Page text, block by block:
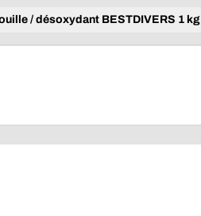
/ désoxydant BESTDIVERS 1 kg